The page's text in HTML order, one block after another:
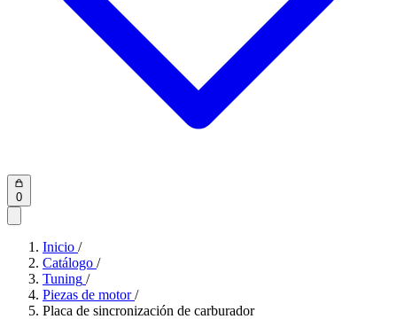
0
Inicio /
Catálogo /
Tuning /
Piezas de motor /
Placa de sincronización de carburador